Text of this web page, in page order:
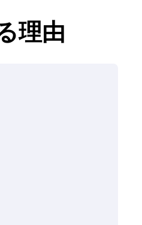
理由